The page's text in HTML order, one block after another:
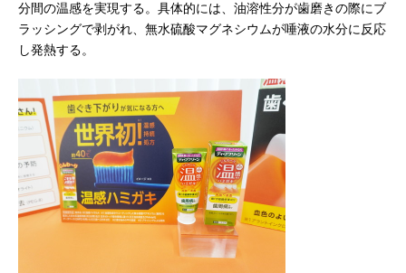
分間の温感を実現する。具体的には、油溶性分が歯磨きの際にブ
ラッシングで剥がれ、無水硫酸マグネシウムが唾液の水分に反応
し発熱する。